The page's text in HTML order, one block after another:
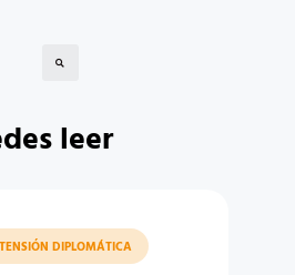
leer
TENSIÓN DIPLOMÁTICA